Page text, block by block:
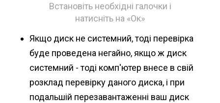
Встановіть необхідні галочки і
натисніть на «Ок»
Якщо диск не системний, тоді перевірка
буде проведена негайно, якщо ж диск
системний - тоді комп'ютер внесе в свій
розклад перевірку даного диска, і при
подальшій перезавантаженні ваш диск